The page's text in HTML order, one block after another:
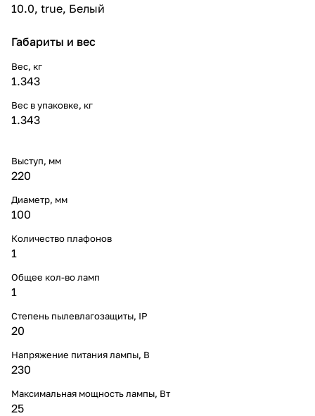
10.0, true, Белый
Габариты и вес
Вес, кг
1.343
Вес в упаковке, кг
1.343
Выступ, мм
220
Диаметр, мм
100
Количество плафонов
1
Общее кол-во ламп
1
Степень пылевлагозащиты, IP
20
Напряжение питания лампы, В
230
Максимальная мощность лампы, Вт
25